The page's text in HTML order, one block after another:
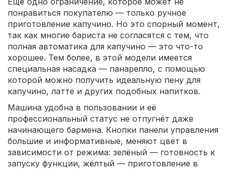
понравиться покупателю — только ручное
приготовление капучино. Но это спорный момент,
так как многие бариста не согласятся с тем, что
полная автоматика для капучино — это что-то
хорошее. Тем более, в этой модели имеется
специальная насадка — панарелло, с помощью
которой можно получить идеальную пену для
капучино, латте и других подобных напитков.
Машина удобна в пользовании и её
профессиональный статус не отпугнёт даже
начинающего бармена. Кнопки панели управления
большие и информативные, меняют цвет в
зависимости от режима: зелёный — готовность к
запуску функции, жёлтый — приготовление в